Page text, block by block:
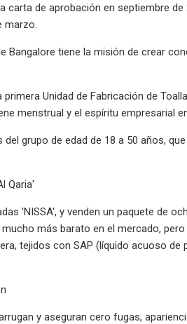
de aprobación en septiembre de
marzo.
Bangalore tiene la misión de crear
Unidad de Fabricación de
menstrual y el espíritu empresarial
grupo de edad de 18 a 50 años,
Qaria'
'NISSA', y venden un paquete de
más barato en el mercado,
tejidos con SAP (líquido acuoso de
y aseguran cero fugas,